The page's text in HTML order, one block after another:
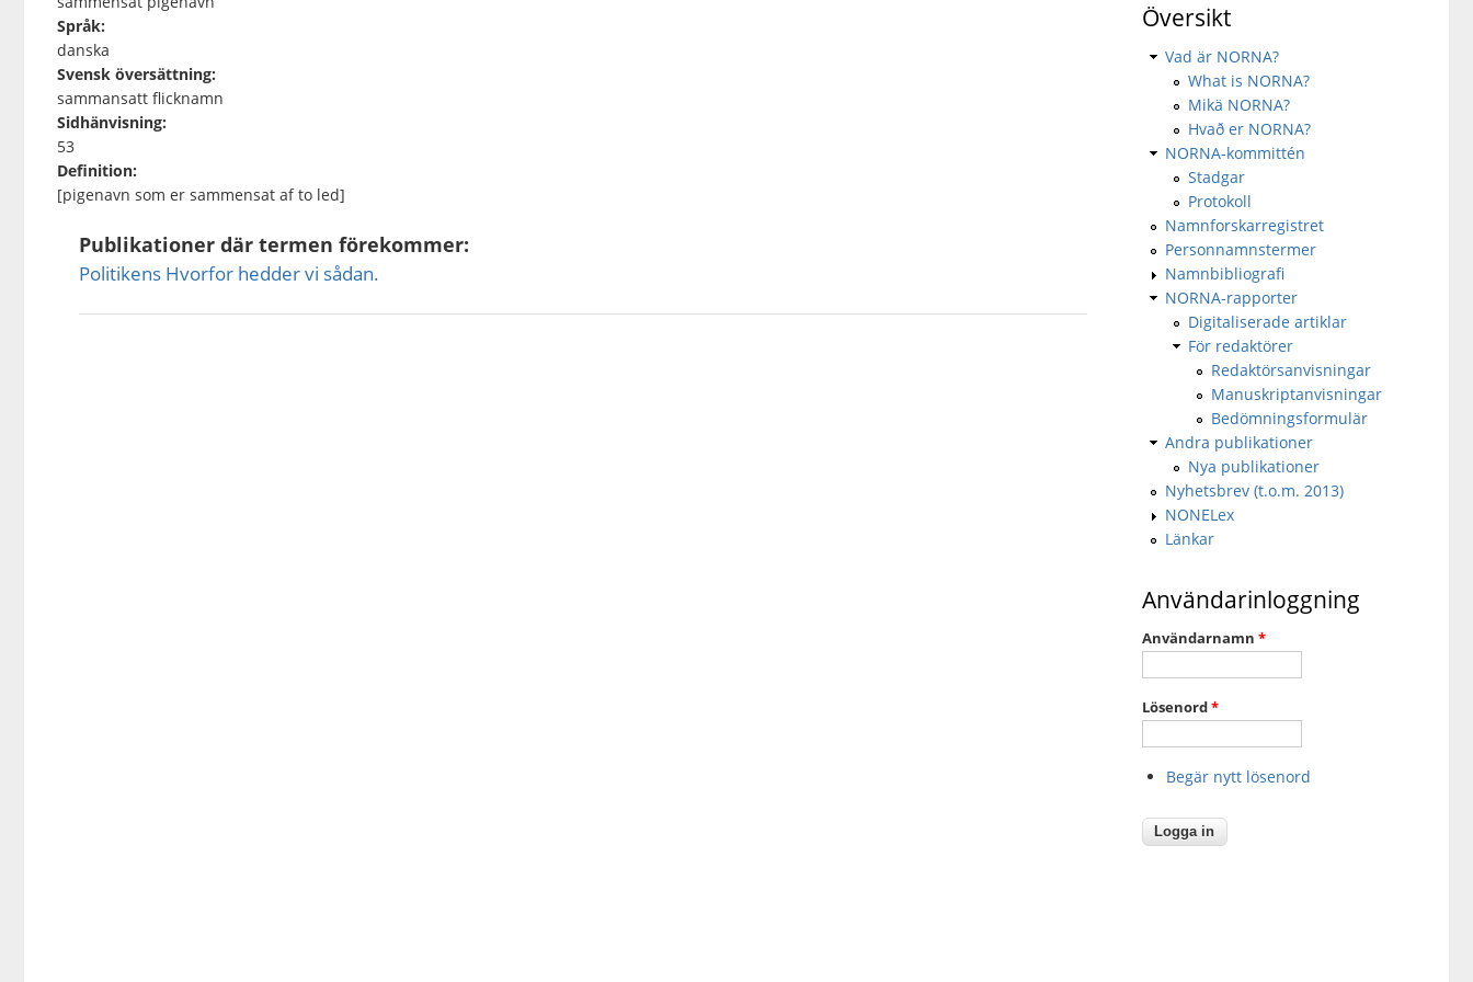
Språk:
danska
Svensk översättning:
sammansatt flicknamn
Sidhänvisning:
53
Definition:
[pigenavn som er sammensat af to led]
Publikationer där termen förekommer:
Politikens Hvorfor hedder vi sådan.
Översikt
Vad är NORNA?
What is NORNA?
Mikä NORNA?
Hvað er NORNA?
NORNA-kommittén
Stadgar
Protokoll
Namnforskarregistret
Personnamnstermer
Namnbibliografi
NORNA-rapporter
Digitaliserade artiklar
För redaktörer
Redaktörsanvisningar
Manuskriptanvisningar
Bedömningsformulär
Andra publikationer
Nya publikationer
Nyhetsbrev (t.o.m. 2013)
NONELex
Länkar
Användarinloggning
Användarnamn *
Lösenord*
Begär nytt lösenord